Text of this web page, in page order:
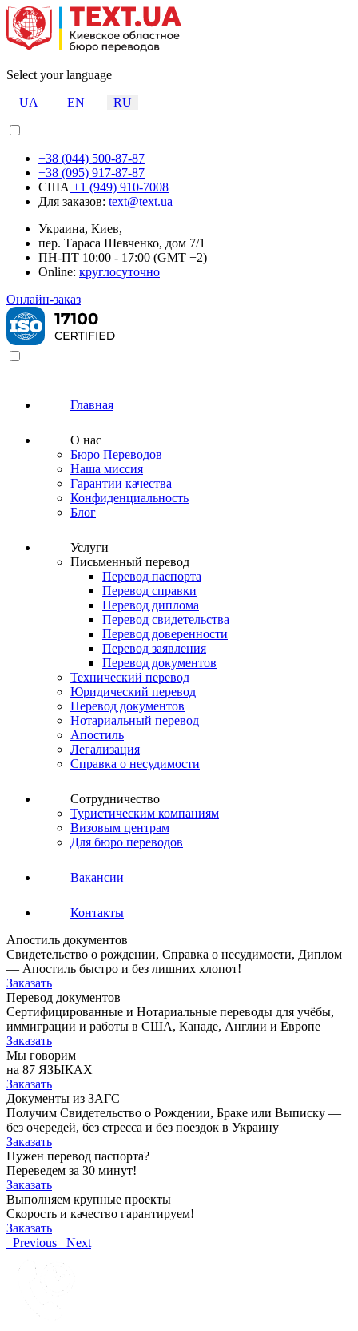
Select your language
UA
EN RU
+38 (044) 500-87-87
+38 (095) 917-87-87
США +1 (949) 910-7008
Для заказов: text@text.ua
Украина, Киев,
пер. Тараса Шевченко, дом 7/1
ПН-ПТ 10:00 - 17:00 (GMT +2)
Online: круглосуточно
Онлайн-заказ
Главная
О нас
Бюро Переводов
Наша миссия
Гарантии качества
Конфиденциальность
Блог
Услуги
Письменный перевод
Перевод паспорта
Перевод справки
Перевод диплома
Перевод свидетельства
Перевод доверенности
Перевод заявления
Перевод документов
Технический перевод
Юридический перевод
Перевод документов
Нотариальный перевод
Апостиль
Легализация
Справка о несудимости
Сотрудничество
Туристическим компаниям
Визовым центрам
Для бюро переводов
Вакансии
Контакты
Апостиль документов
Свидетельство о рождении, Справка о несудимости, Диплом
— Апостиль быстро и без лишних хлопот!
Заказать
Перевод документов
Сертифицированные и Нотариальные переводы для учёбы,
иммиграции и работы в США, Канаде, Англии и Европе
Заказать
Мы говорим
на 87 ЯЗЫКАХ
Заказать
Документы из ЗАГС
Получим Свидетельство о Рождении, Браке или Выписку —
без очередей, без стресса и без поездок в Украину
Заказать
Нужен перевод паспорта?
Переведем за 30 минут!
Заказать
Выполняем крупные проекты
Скорость и качество гарантируем!
Заказать
Previous
Next